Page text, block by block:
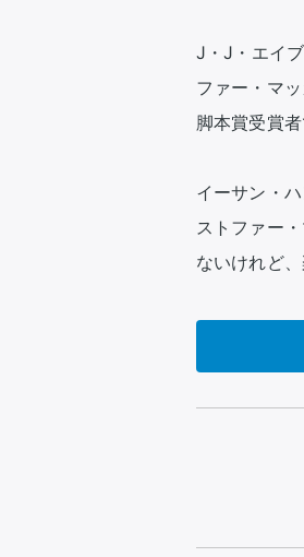
J・J・エイ
ファー・マ
脚本賞受賞者
イーサン・
ストファー
ないけれど